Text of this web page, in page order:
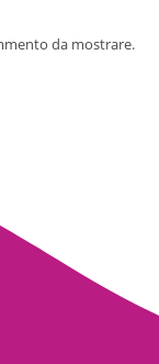
da mostrare.